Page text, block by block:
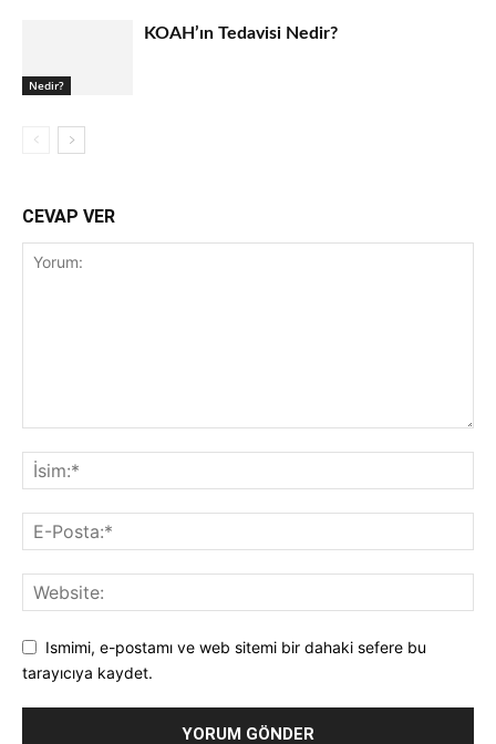
Nedir?
KOAH’ın Tedavisi Nedir?
CEVAP VER
Ismimi, e-postamı ve web sitemi bir dahaki sefere bu
tarayıcıya kaydet.